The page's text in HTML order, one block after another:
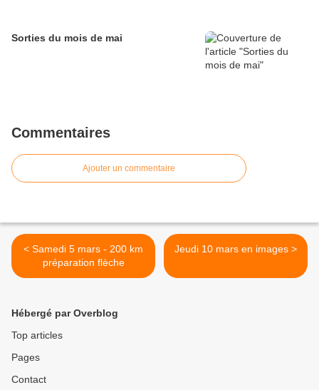
Sorties du mois de mai
Commentaires
Ajouter un commentaire
< Samedi 5 mars - 200 km
préparation flèche
Jeudi 10 mars en images >
Hébergé par Overblog
Top articles
Pages
Contact